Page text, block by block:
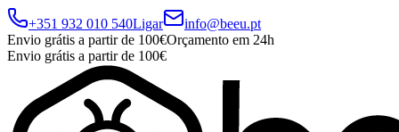
+351 932 010 540Ligar
info@beeu.pt
Envio grátis a partir de 100€Orçamento em 24h
Envio grátis a partir de 100€